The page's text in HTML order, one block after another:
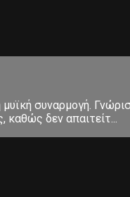
συναρμογή.
δεν απαιτείτ...